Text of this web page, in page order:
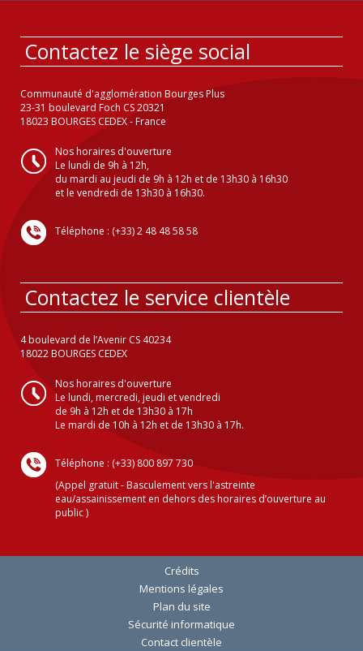
Contactez le siège social
Communauté d'agglomération Bourges Plus
23-31 boulevard Foch CS 20321
18023 BOURGES CEDEX - France
Nos horaires d'ouverture
Le lundi de 9h à 12h,
du mardi au jeudi de 9h à 12h et de 13h30 à 16h30
et le vendredi de 13h30 à 16h30.
Téléphone : (+33) 2 48 48 58 58
Contactez le service clientèle
4 boulevard de l’Avenir CS 40234
18022 BOURGES CEDEX
Nos horaires d'ouverture
Le lundi, mercredi, jeudi et vendredi
de 9h à 12h et de 13h30 à 17h
Le mardi de 10h à 12h et de 13h30 à 17h.
Téléphone : (+33) 800 897 730
(Appel gratuit - Basculement vers l'astreinte
eau/assainissement en dehors des horaires d’ouverture au
public )
Crédits
Mentions légales
Plan du site
Sécurité informatique
Contact clientèle